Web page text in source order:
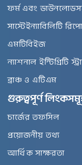
ফর্ম এবং
সাস্টেইন্যাবিলিটি
এমটিবিইজ
ন্যাশনাল ইন্টিগ্রিটি
ব্রাঞ্চ ও এটিএম
গুরুত্বপূর্ণ
চার্জের তফসিল
প্রয়োজনীয় তথ্য
আর্থিক সাক্ষরতা